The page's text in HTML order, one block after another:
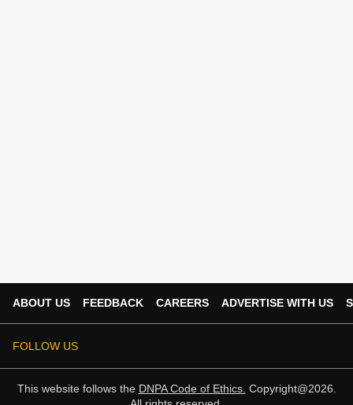
ABOUT US FEEDBACK CAREERS ADVERTISE WITH US
FOLLOW US
This website follows the DNPA Code of Ethics. Copyright@2026.